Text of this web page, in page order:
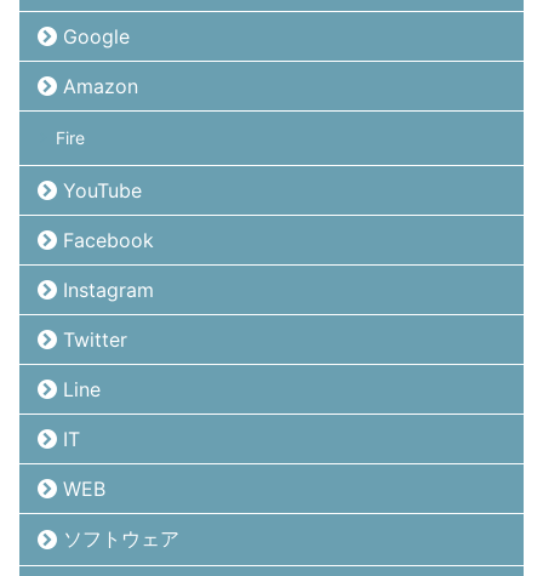
Google
Amazon
Fire
YouTube
Facebook
Instagram
Twitter
Line
IT
WEB
ソフトウェア